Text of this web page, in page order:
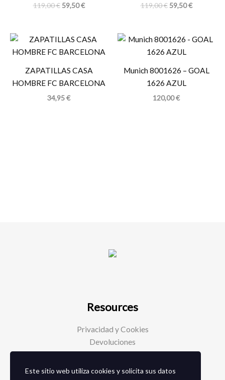
119,00€ 59,50€ 119,00€ 59,50€
ZAPATILLAS CASA
HOMBRE FC BARCELONA
34,95€
Munich 8001626 – GOAL
1626 AZUL
120,00€
Resources
Privacidad y Cookies
Devoluciones
Social Media
Este sitio web utiliza cookies y solicita sus datos